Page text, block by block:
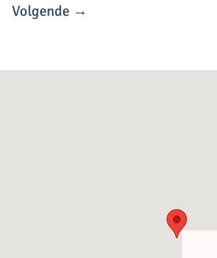
Volgende →